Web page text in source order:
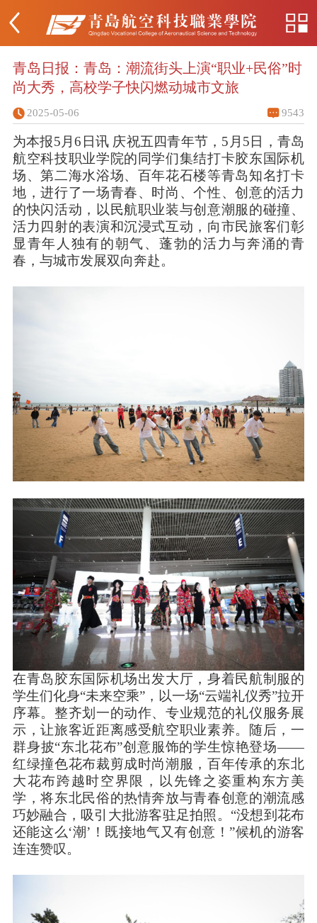
青岛日报：青岛：潮流街头上演“职业+民俗”时
尚大秀，高校学子快闪燃动城市文旅
2025-05-06 9543
为本报5月6日讯 庆祝五四青年节，5月5日，青岛
航空科技职业学院的同学们集结打卡胶东国际机
场、第二海水浴场、百年花石楼等青岛知名打卡
地，进行了一场青春、时尚、个性、创意的活力
的快闪活动，以民航职业装与创意潮服的碰撞、
活力四射的表演和沉浸式互动，向市民旅客们彰
显青年人独有的朝气、蓬勃的活力与奔涌的青
春，与城市发展双向奔赴。
在青岛胶东国际机场出发大厅，身着民航制服的
学生们化身“未来空乘”，以一场“云端礼仪秀”拉开
序幕。整齐划一的动作、专业规范的礼仪服务展
示，让旅客近距离感受航空职业素养。随后，一
群身披“东北花布”创意服饰的学生惊艳登场——
红绿撞色花布裁剪成时尚潮服，百年传承的东北
大花布跨越时空界限，以先锋之姿重构东方美
学，将东北民俗的热情奔放与青春创意的潮流感
巧妙融合，吸引大批游客驻足拍照。“没想到花布
还能这么‘潮’！既接地气又有创意！”候机的游客
连连赞叹。